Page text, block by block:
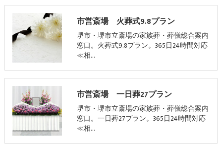
市営斎場 火葬式9.8プラン
堺市・堺市立斎場の家族葬・葬儀総合案内
窓口。火葬式9.8プラン。365日24時間対応
≪相…
市営斎場 一日葬27プラン
堺市・堺市立斎場の家族葬・葬儀総合案内
窓口。一日葬27プラン。365日24時間対応
≪相…